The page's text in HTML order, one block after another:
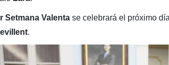
Setmana Valentase celebrará el próximo
.